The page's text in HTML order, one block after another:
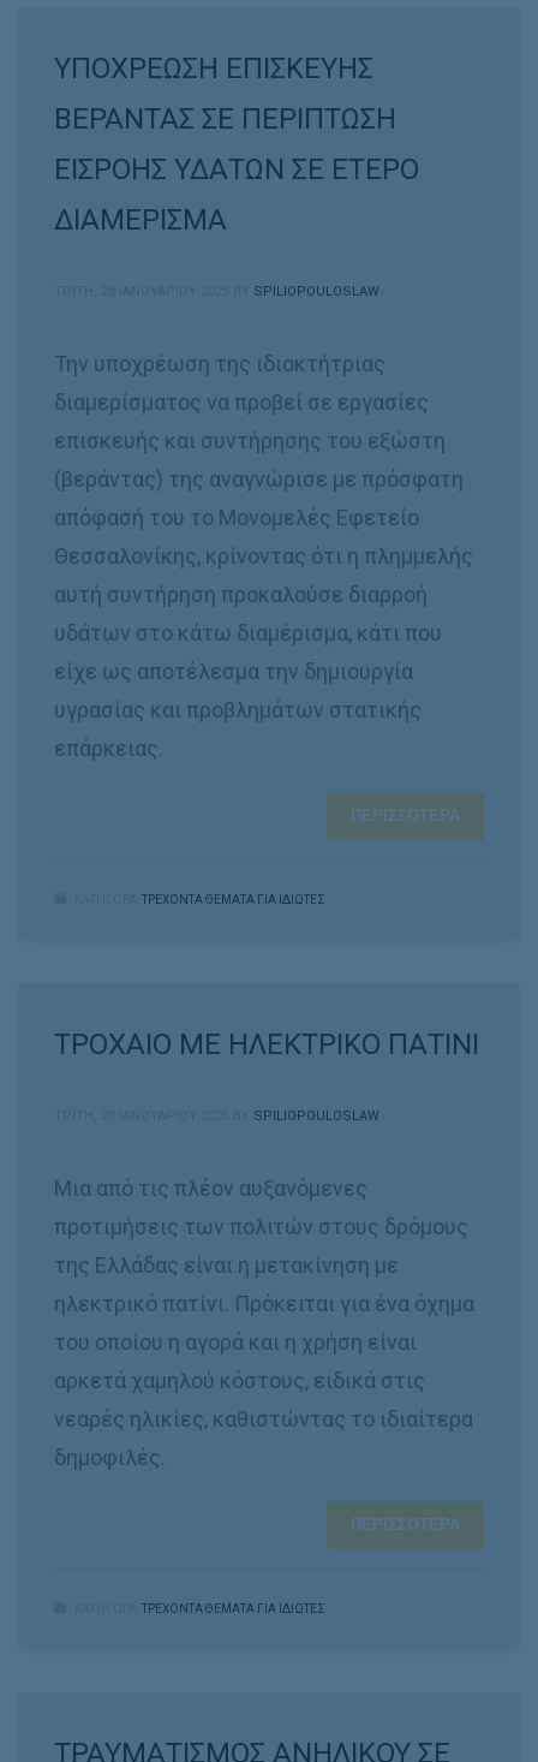
ΥΠΟΧΡΕΩΣΗ ΕΠΙΣΚΕΥΗΣ
ΒΕΡΑΝΤΑΣ ΣΕ ΠΕΡΙΠΤΩΣΗ
ΕΙΣΡΟΗΣ ΥΔΑΤΩΝ ΣΕ ΕΤΕΡΟ
ΔΙΑΜΕΡΙΣΜΑ
SPILIOPOULOSLAW
Την υποχρέωση της ιδιοκτήτριας
διαμερίσματος να προβεί σε εργασίες
επισκευής και συντήρησης του εξώστη
(βεράντας) της αναγνώρισε με πρόσφατη
απόφασή του το Μονομελές Εφετείο
Θεσσαλονίκης, κρίνοντας ότι η πλημμελής
αυτή συντήρηση προκαλούσε διαρροή
υδάτων στο κάτω διαμέρισμα, κάτι που
είχε ως αποτέλεσμα την δημιουργία
υγρασίας και προβλημάτων στατικής
επάρκειας.
ΠΕΡΙΣΣΌΤΕΡΑ
ΤΡΕΧΟΝΤΑ ΘΕΜΑΤΑ ΓΙΑ ΙΔΙΩΤΕΣ
ΤΡΟΧΑΙΟ ΜΕ ΗΛΕΚΤΡΙΚΟ ΠΑΤΙΝΙ
SPILIOPOULOSLAW
Μια από τις πλέον αυξανόμενες
προτιμήσεις των πολιτών στους δρόμους
της Ελλάδας είναι η μετακίνηση με
ηλεκτρικό πατίνι. Πρόκειται για ένα όχημα
του οποίου η αγορά και η χρήση είναι
αρκετά χαμηλού κόστους, ειδικά στις
νεαρές ηλικίες, καθιστώντας το ιδιαίτερα
δημοφιλές.
ΠΕΡΙΣΣΌΤΕΡΑ
ΤΡΕΧΟΝΤΑ ΘΕΜΑΤΑ ΓΙΑ ΙΔΙΩΤΕΣ
ΤΡΑΥΜΑΤΙΣΜΟΣ ΑΝΗΛΙΚΟΥ ΣΕ